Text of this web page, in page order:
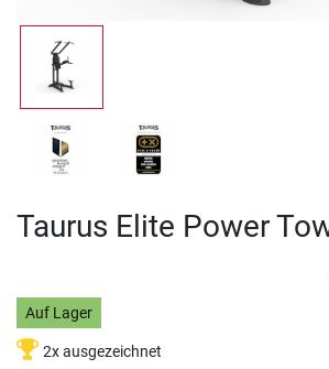
Taurus Elite Power
Auf Lager
2x ausgezeichnet